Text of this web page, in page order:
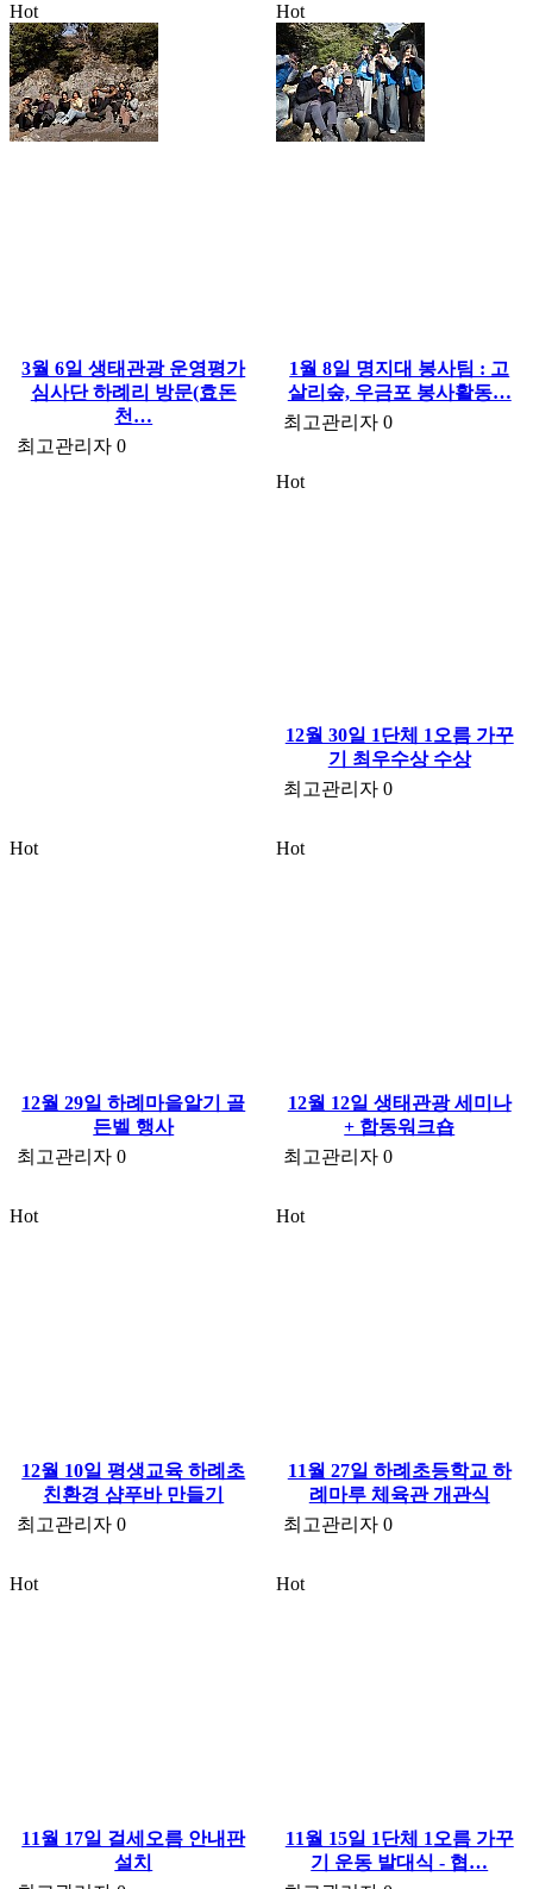
Hot
3월 6일 생태관광 운영평가
심사단 하례리 방문(효돈
천…
최고관리자 0
Hot
1월 8일 명지대 봉사팀 : 고
살리숲, 우금포 봉사활동…
최고관리자 0
Hot
12월 30일 1단체 1오름 가꾸
기 최우수상 수상
최고관리자 0
Hot
12월 29일 하례마을알기 골
든벨 행사
최고관리자 0
Hot
12월 12일 생태관광 세미나
+ 합동워크숍
최고관리자 0
Hot
12월 10일 평생교육 하례초
친환경 샴푸바 만들기
최고관리자 0
Hot
11월 27일 하례초등학교 하
례마루 체육관 개관식
최고관리자 0
Hot
11월 17일 걸세오름 안내판
설치
Hot
11월 15일 1단체 1오름 가꾸
기 운동 발대식 - 협…